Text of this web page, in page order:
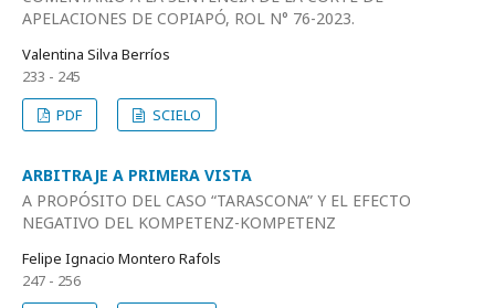
APELACIONES DE COPIAPÓ, ROL N° 76-2023.
Valentina Silva Berríos
233 - 245
PDF
SCIELO
ARBITRAJE A PRIMERA VISTA
A PROPÓSITO DEL CASO “TARASCONA” Y EL EFECTO
NEGATIVO DEL KOMPETENZ-KOMPETENZ
Felipe Ignacio Montero Rafols
247 - 256